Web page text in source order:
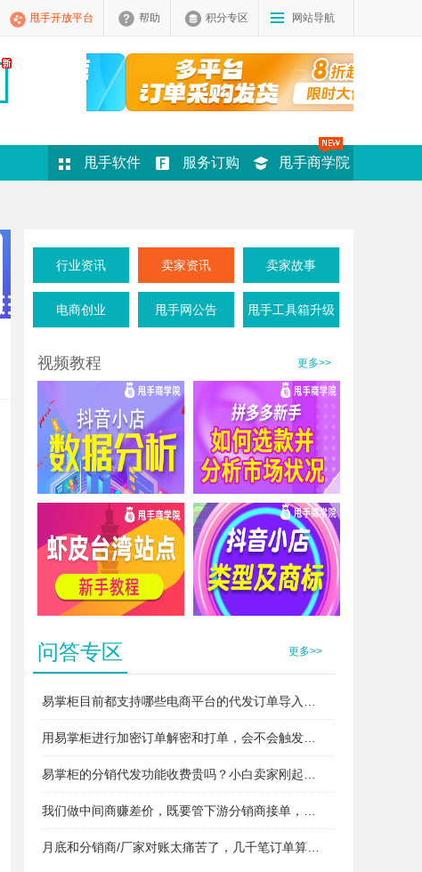
甩手开放平台 帮助 积分专区 网站导航
甩手软件 服务订购 甩手商学院
行业资讯 卖家资讯 卖家故事
电商创业 甩手网公告 甩手工具箱升级
视频教程 更多>>
抖音小店数据分析 拼多多新手如何选款并分析市场状况
问答专区 更多>>